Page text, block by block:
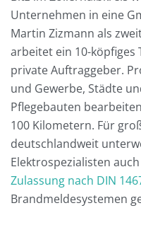
Unternehmen in eine
Martin Zizmann als
arbeitet ein 10-
private Auftraggeber.
und Gewerbe, Städte
Pflegebauten
100 Kilometern. Für
deutschlandweit
Elektrospezialisten
Zulassung nach DIN
Brandmeldesystemen